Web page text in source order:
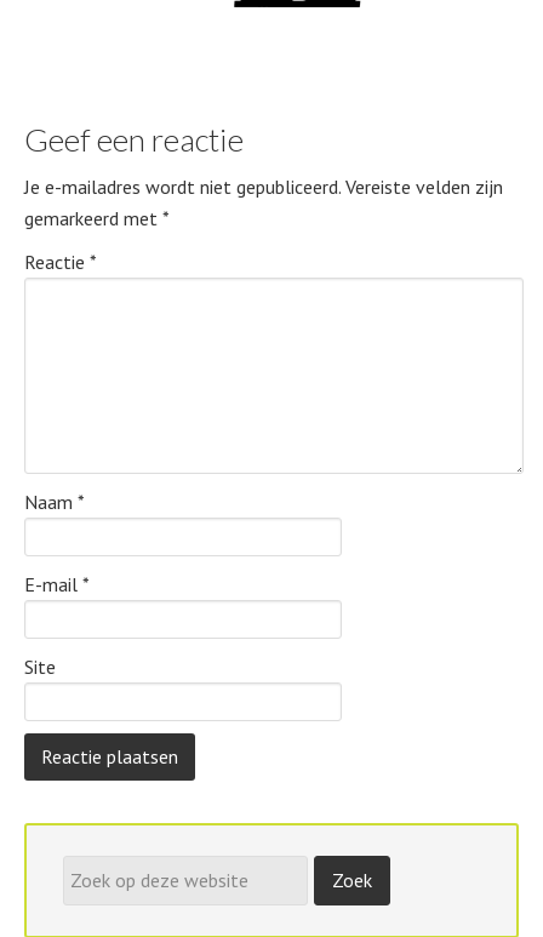
Geef een reactie
Je e-mailadres wordt niet gepubliceerd. Vereiste velden zijn
gemarkeerd met *
Reactie *
Naam *
E-mail *
Site